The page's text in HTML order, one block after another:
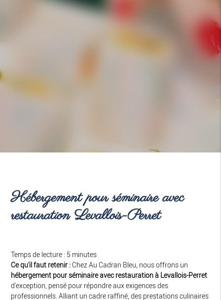
Hébergement pour séminaire avec
restauration Levallois-Perret
Temps de lecture : 5 minutes
Ce qu'il faut retenir :Chez Au Cadran Bleu, nous offrons un
hébergement pour séminaire avec restauration à Levallois-Perret
d'exception, pensé pour répondre aux exigences des
professionnels. Alliant un cadre raffiné, des prestations culinaires